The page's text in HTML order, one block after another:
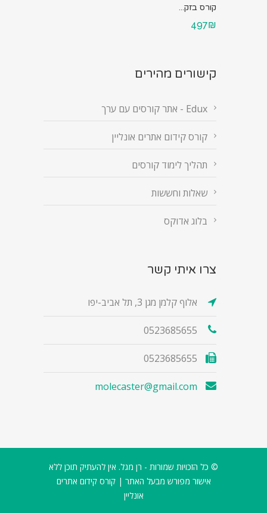
קורס בזק...
497₪
קישורים מהירים
Edux - אתר קורסים עם ערך
קורס קידום אתרים אונליין
תהליך לימוד קורסים
שאלות וחששות
בלוג אדוקס
צרו איתי קשר
אלוף קלמן מגן 3, תל אביב-יפו
0523685655
0523685655
molecaster@gmail.com
© כל הזכויות שמורות - רן מגל. אין להעתיק תוכן ללא
אישור מפורש מבעל האתר |קורס קידום אתרים
אונליין